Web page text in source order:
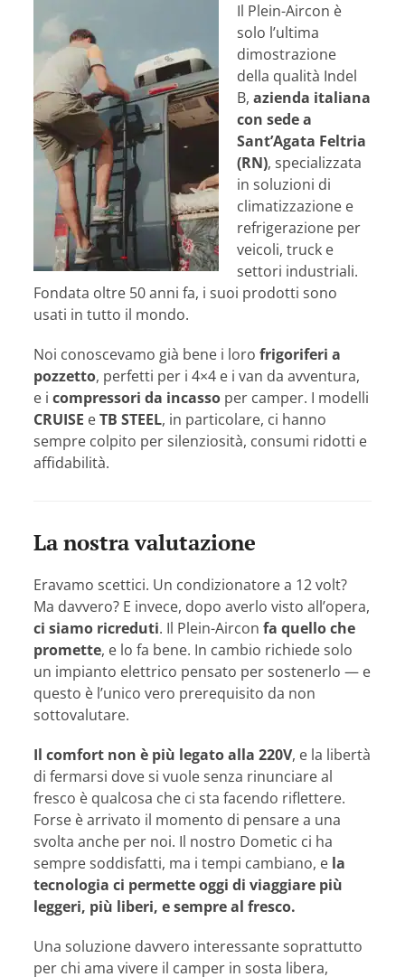
Il Plein-Aircon è
solo l’ultima
dimostrazione
della qualità Indel
B,azienda italiana
con sede a
Sant’Agata Feltria
(RN), specializzata
in soluzioni di
climatizzazione e
refrigerazione per
veicoli, truck e
settori industriali.
Fondata oltre 50 anni fa, i suoi prodotti sono
usati in tutto il mondo.
Noi conoscevamo già bene i lorofrigoriferi a
pozzetto, perfetti per i 4×4 e i van da avventura,
e icompressori da incasso per camper. I modelli
CRUISE eTB STEEL, in particolare, ci hanno
sempre colpito per silenziosità, consumi ridotti e
affidabilità.
La nostra valutazione
Eravamo scettici. Un condizionatore a 12 volt?
Ma davvero? E invece, dopo averlo visto all’opera,
ci siamo ricreduti. Il Plein-Airconfa quello che
promette, e lo fa bene. In cambio richiede solo
un impianto elettrico pensato per sostenerlo — e
questo è l’unico vero prerequisito da non
sottovalutare.
Il comfort non è più legato alla 220V, e la libertà
di fermarsi dove si vuole senza rinunciare al
fresco è qualcosa che ci sta facendo riflettere.
Forse è arrivato il momento di pensare a una
svolta anche per noi. Il nostro Dometic ci ha
sempre soddisfatti, ma i tempi cambiano, e la
tecnologia ci permette oggi di viaggiare più
leggeri, più liberi, e sempre al fresco.
Una soluzione davvero interessante soprattutto
per chi ama vivere il camper in sosta libera,